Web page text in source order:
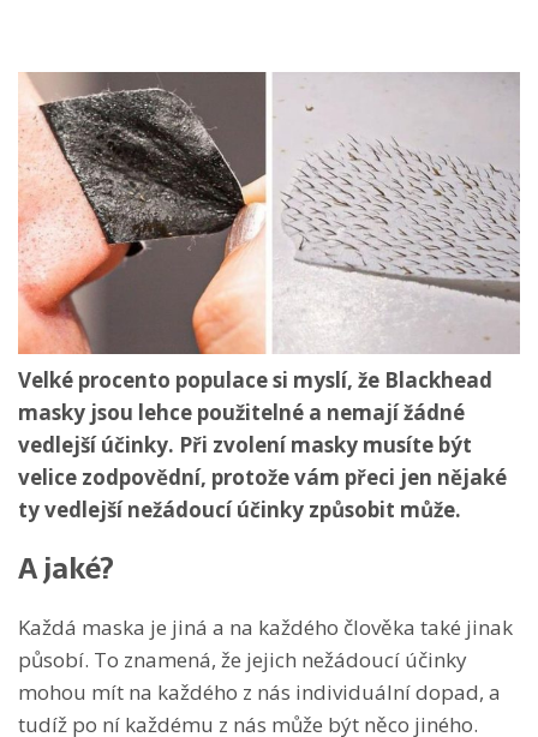
Velké procento populace si myslí, že Blackhead
masky jsou lehce použitelné a nemají žádné
vedlejší účinky. Při zvolení masky musíte být
velice zodpovědní, protože vám přeci jen nějaké
ty vedlejší nežádoucí účinky způsobit může.
A jaké?
Každá maska je jiná a na každého člověka také jinak
působí. To znamená, že jejich nežádoucí účinky
mohou mít na každého z nás individuální dopad, a
tudíž po ní každému z nás může být něco jiného.